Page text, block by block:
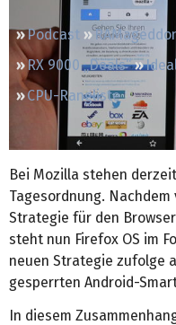
Podcast
RX 9000 „Deals“
CPU-Rangliste
Bei Mozilla stehen
Tagesordnung.
Strategie für den
steht nun Firefox OS im
neuen Strategie zufolge
gesperrten Android-
In diesem